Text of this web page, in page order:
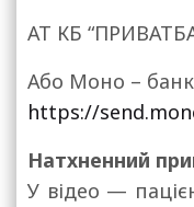
АТ КБ
Або Mоно –
https://
Натхненний
У відео —